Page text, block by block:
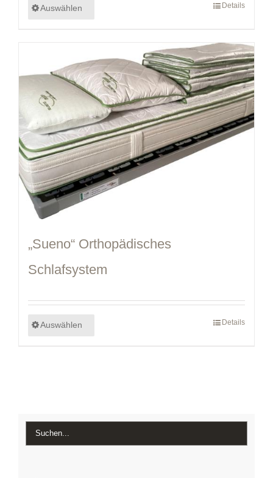
Auswählen Details
„Sueno“ Orthopädisches
Schlafsystem
Auswählen Details